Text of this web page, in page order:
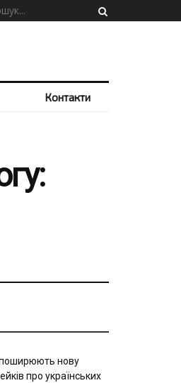
Контакти
поширюють нову
про українських